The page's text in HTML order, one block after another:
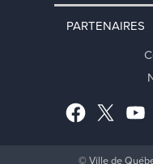
PARTENAIRES
Facebook
Twitter
© Ville de